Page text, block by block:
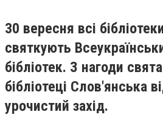
30 вересня всі
святкують
бібліотек. З нагоди
бібліотеці Слов'янська
урочистий захід.